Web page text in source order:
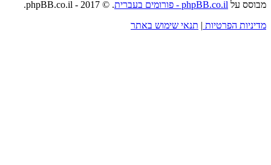
מבוסס על phpBB.co.il - פורומים בעברית
. © 2017 - phpBB.co.il.
מדיניות הפרטיות | תנאי שימוש באתר